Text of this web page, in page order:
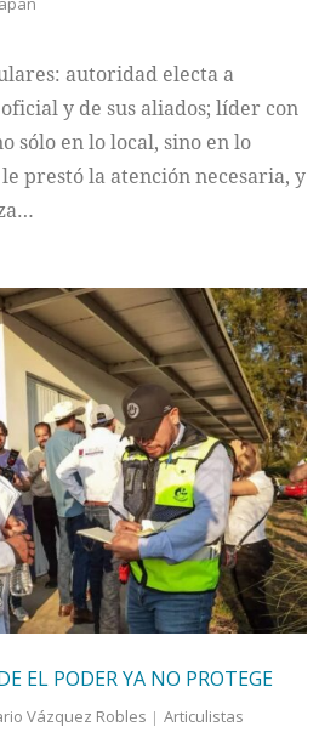
autoridad electa a
y de sus aliados; líder con
sólo en lo local, sino en lo
prestó la atención necesaria, y
EL PODER YA NO PROTEGE
Vázquez Robles
Articulistas